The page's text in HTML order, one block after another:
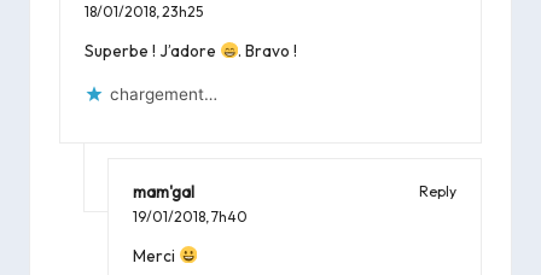
18/01/2018,23h25
Superbe ! J’adore . Bravo !
chargement…
mam'gal
Reply
19/01/2018, 7h40
Merci